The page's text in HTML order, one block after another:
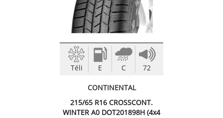
Téli E C 72
CONTINENTAL
215/65 R16 CROSSCONT.
WINTER A0 DOT201898H (4x4